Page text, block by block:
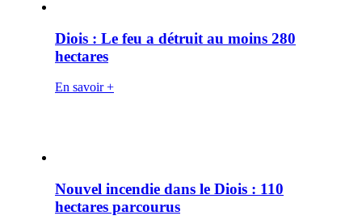
Diois : Le feu a détruit au moins 280
hectares
En savoir +
Nouvel incendie dans le Diois : 110
hectares parcourus